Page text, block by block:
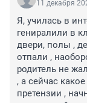
11 декабря
Я, училась в
гениралили в
двери, полы ,
отпали ,
родитель не
, а сейчас
претензии ,